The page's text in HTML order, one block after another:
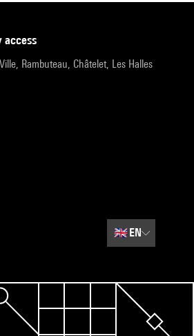
access
Rambuteau, Châtelet, Les Halles
🇬🇧EN